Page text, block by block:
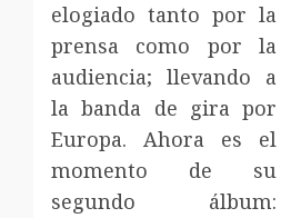
elogiado tanto por la
prensa como por la
audiencia; llevando a
la banda de gira por
Europa. Ahora es el
momento de su
segundo álbum: